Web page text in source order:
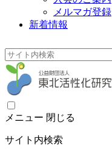
メルマガ登録
新着情報
メニュー 閉じる
サイト内検索